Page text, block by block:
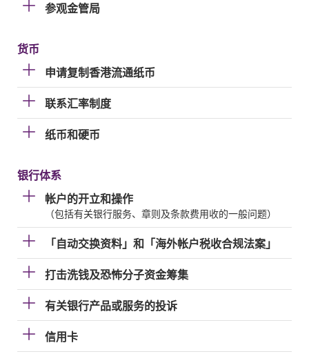
参观金管局
货币
申请复制香港流通纸币
联系汇率制度
纸币和硬币
银行体系
帐户的开立和操作
（包括有关银行服务、章则及条款费用收的一般问题）
「自动交换资料」和「海外帐户税收合规法案」
打击洗钱及恐怖分子资金筹集
有关银行产品或服务的投诉
信用卡